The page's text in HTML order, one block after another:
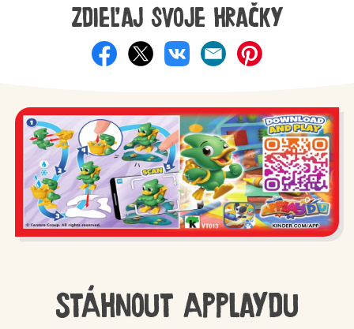
Zdieľaj svoje hračky
Stáhnout Applaydu